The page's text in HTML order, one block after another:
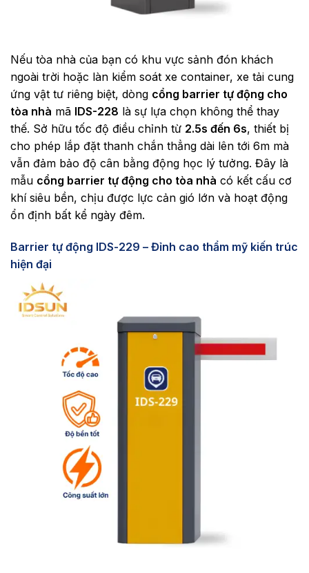
Nếu tòa nhà của bạn có khu vực sảnh đón khách
ngoài trời hoặc làn kiểm soát xe container, xe tải cung
ứng vật tư riêng biệt, dòng cổng barrier tự động cho
tòa nhà mã IDS-228 là sự lựa chọn không thể thay
thế. Sở hữu tốc độ điều chỉnh từ 2.5s đến 6s, thiết bị
cho phép lắp đặt thanh chắn thẳng dài lên tới 6m mà
vẫn đảm bảo độ cân bằng động học lý tưởng. Đây là
mẫu cổng barrier tự động cho tòa nhà có kết cấu cơ
khí siêu bền, chịu được lực cản gió lớn và hoạt động
ổn định bất kể ngày đêm.
Barrier tự động IDS-229 – Đỉnh cao thẩm mỹ kiến trúc
hiện đại